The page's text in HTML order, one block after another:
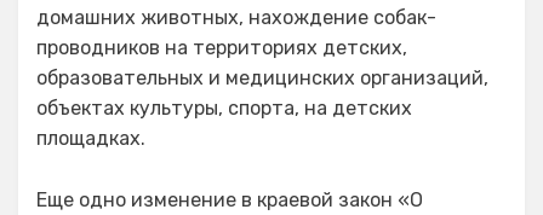
домашних животных, нахождение собак-
проводников на территориях детских,
образовательных и медицинских организаций,
объектах культуры, спорта, на детских
площадках.
Еще одно изменение в краевой закон «О